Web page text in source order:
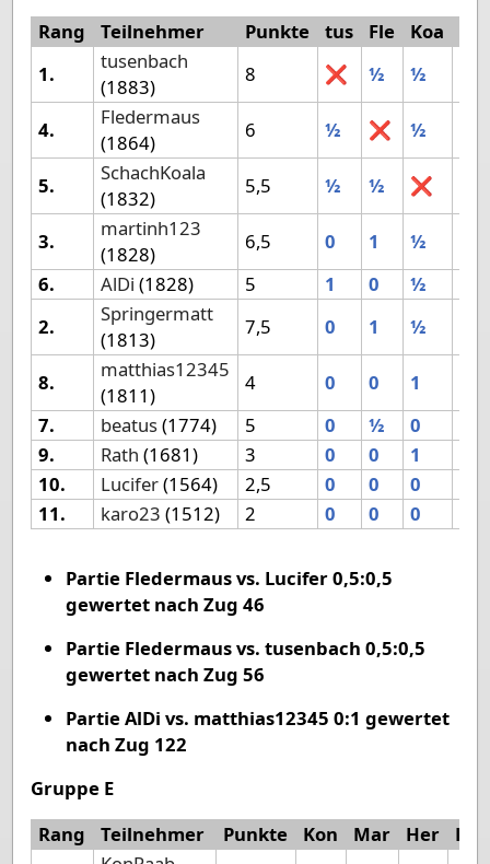
Rang
Teilnehmer Punkte tus Fle Koa
1.
tusenbach
(1883)
8 ❌ ½ ½
4.
Fledermaus
(1864)
6 ½ ❌ ½
5.
SchachKoala
(1832)
5,5 ½ ½ ❌
3.
martinh123
(1828)
6,5 0 1 ½
6.
AlDi (1828) 5 1 0 ½
2.
Springermatt
(1813)
7,5 0 1 ½
8.
matthias12345
(1811)
4 0 0 1
7.
beatus(1774) 5 0 ½ 0
9.
Rath (1681) 3 0 0 1
10.
Lucifer(1564) 2,5 0 0 0
11.
karo23 (1512) 2 0 0 0
Partie Fledermaus vs. Lucifer 0,5:0,5
gewertet nach Zug 46
Partie Fledermaus vs. tusenbach 0,5:0,5
gewertet nach Zug 56
Partie AlDi vs. matthias12345 0:1 gewertet
nach Zug 122
Gruppe E
Rang
Teilnehmer Punkte Kon Mar Her
Dol